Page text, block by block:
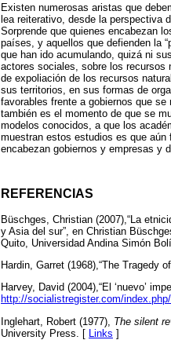
Existen numerosas aristas que
lea reiterativo, desde la perspectiva
Sorprende que quienes encabezan
países, y aquellos que defienden la
que han ido acumulando, quizá ni
actores sociales, sobre los recursos
de expoliación de los recursos
sus territorios, en sus formas de
favorables frente a gobiernos que
también es el momento de que se
modelos conocidos, a que los
muestran estos estudios es que
encabezan gobiernos y empresas y
REFERENCIAS
Büschges, Christian (2007),“La
y Asia del sur”, en Christian
Quito, Universidad Andina Simón
Hardin, Garret (1968),“The Tragedy
Harvey, David (2004),“El ‘nuevo’
http://socialistregister.com/
Inglehart, Robert (1977), The silent
University Press. [ Links ]